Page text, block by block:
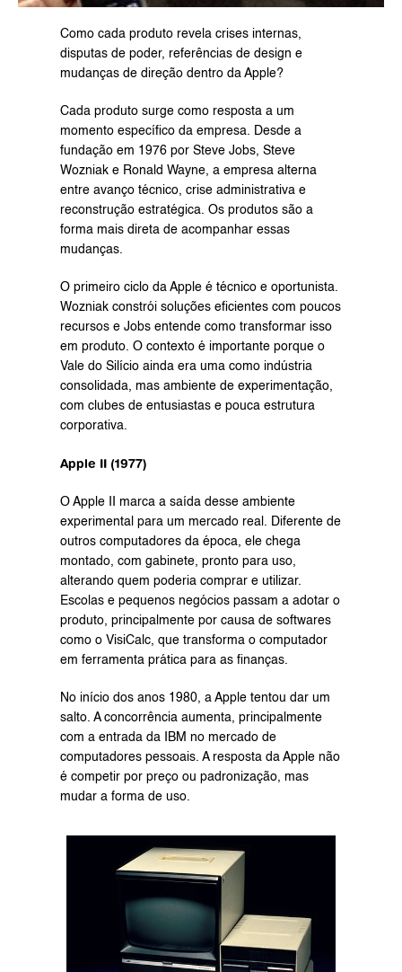
Como cada produto revela crises internas,
disputas de poder, referências de design e
mudanças de direção dentro da Apple?
Cada produto surge como resposta a um
momento específico da empresa. Desde a
fundação em 1976 por Steve Jobs, Steve
Wozniak e Ronald Wayne, a empresa alterna
entre avanço técnico, crise administrativa e
reconstrução estratégica. Os produtos são a
forma mais direta de acompanhar essas
mudanças.
O primeiro ciclo da Apple é técnico e oportunista.
Wozniak constrói soluções eficientes com poucos
recursos e Jobs entende como transformar isso
em produto. O contexto é importante porque o
Vale do Silício ainda era uma como indústria
consolidada, mas ambiente de experimentação,
com clubes de entusiastas e pouca estrutura
corporativa.
Apple II (1977)
O Apple II marca a saída desse ambiente
experimental para um mercado real. Diferente de
outros computadores da época, ele chega
montado, com gabinete, pronto para uso,
alterando quem poderia comprar e utilizar.
Escolas e pequenos negócios passam a adotar o
produto, principalmente por causa de softwares
como o VisiCalc, que transforma o computador
em ferramenta prática para as finanças.
No início dos anos 1980, a Apple tentou dar um
salto. A concorrência aumenta, principalmente
com a entrada da IBM no mercado de
computadores pessoais. A resposta da Apple não
é competir por preço ou padronização, mas
mudar a forma de uso.